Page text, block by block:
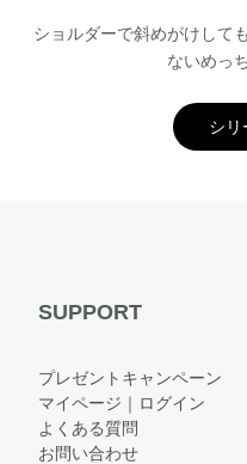
ショルダーで斜めがけして
ないめっ
シリ
SUPPORT
プレゼントキャンペーン
マイページ｜ログイン
よくある質問
お問い合わせ